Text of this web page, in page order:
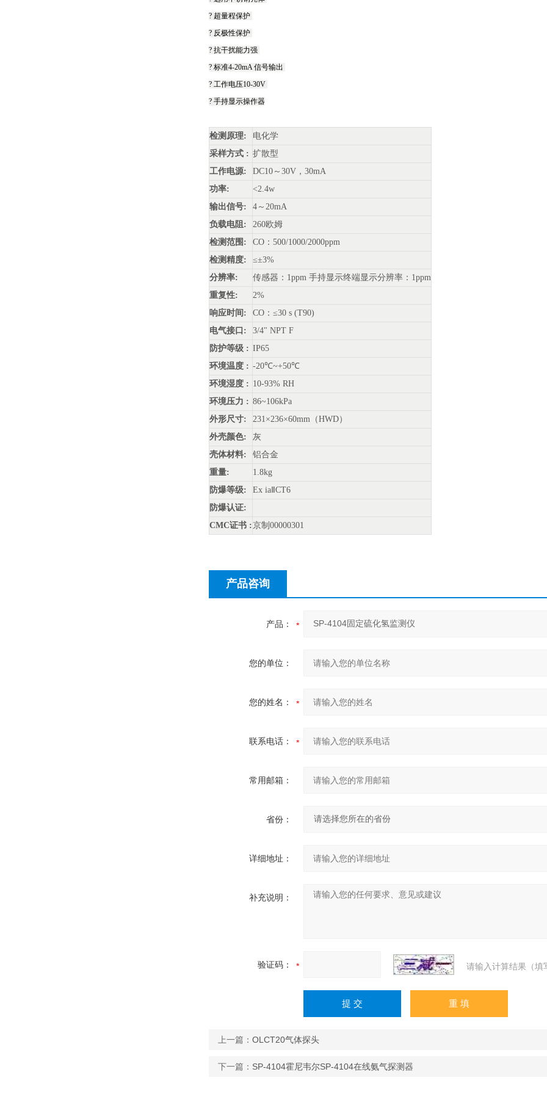
? 超量程保护
? 反极性保护
? 抗干扰能力强
? 标准4-20mA 信号输出
? 工作电压10-30V
? 手持显示操作器
检测原理:
电化学
采样方式 : 扩散型
工作电源:
DC10～30V，30mA
功率:
<2.4w
输出信号:
4～20mA
负载电阻:
260欧姆
检测范围:
CO：500/1000/2000ppm
检测精度:
≤±3%
分辨率:
传感器：1ppm 手持显示终端显示分辨率：1ppm
重复性:
2%
响应时间:
CO：≤30 s (T90)
电气接口:
3/4" NPT F
防护等级 : IP65
环境温度 : -20℃~+50℃
环境湿度 : 10-93% RH
环境压力 : 86~106kPa
外形尺寸:
231×236×60mm（HWD）
外壳颜色:
灰
壳体材料:
铝合金
重量:
1.8kg
防爆等级:
Ex iaⅡCT6
防爆认证:
CMC证书 :京制00000301
产品咨询
产品：
您的单位：
您的姓名：
联系电话：
常用邮箱：
省份：
详细地址：
补充说明：
验证码： 请输入计算结果（填
上一篇： OLCT20气体探头
下一篇： SP-4104霍尼韦尔SP-4104在线氨气探测器